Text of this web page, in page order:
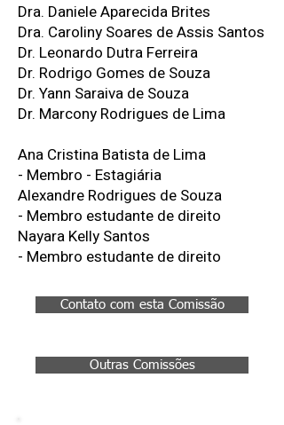
Dra. Daniele Aparecida Brites
Dra. Caroliny Soares de Assis Santos
Dr. Leonardo Dutra Ferreira
Dr. Rodrigo Gomes de Souza
Dr. Yann Saraiva de Souza
Dr. Marcony Rodrigues de Lima
Ana Cristina Batista de Lima
- Membro - Estagiária
Alexandre Rodrigues de Souza
- Membro estudante de direito
Nayara Kelly Santos
- Membro estudante de direito
Contato com esta Comissão
Outras Comissões